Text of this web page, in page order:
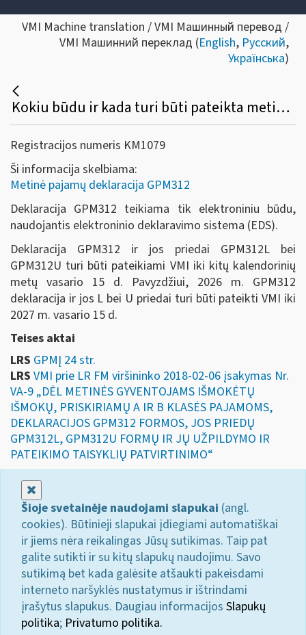
VMI Machine translation / VMI Машинный перевод /
VMI Машинний переклад (English, Русский,
Українська)
Kokiu būdu ir kada turi būti pateikta metinė gyventojams išmokėtų išmokų, priskiriamų A ir B klasės pajamoms, deklaracija (GPM312)?
Registracijos numeris KM1079
Ši informacija skelbiama:
Metinė pajamų deklaracija GPM312
Deklaracija GPM312 teikiama tik elektroniniu būdu,
naudojantis elektroninio deklaravimo sistema (EDS).
Deklaracija GPM312 ir jos priedai GPM312L bei
GPM312U turi būti pateikiami VMI iki kitų kalendorinių
metų vasario 15 d. Pavyzdžiui, 2026 m. GPM312
deklaracija ir jos L bei U priedai turi būti pateikti VMI iki
2027 m. vasario 15 d.
Teises aktai
LRS GPMĮ 24 str.
LRS VMI prie LR FM viršininko 2018-02-06 įsakymas Nr.
VA-9 „DĖL METINĖS GYVENTOJAMS IŠMOKĖTŲ
IŠMOKŲ, PRISKIRIAMŲ A IR B KLASĖS PAJAMOMS,
DEKLARACIJOS GPM312 FORMOS, JOS PRIEDŲ
GPM312L, GPM312U FORMŲ IR JŲ UŽPILDYMO IR
PATEIKIMO TAISYKLIŲ PATVIRTINIMO“
Šioje svetainėje naudojami slapukai (angl.
cookies). Būtinieji slapukai įdiegiami automatiškai
ir jiems nėra reikalingas Jūsų sutikimas. Taip pat
galite sutikti ir su kitų slapukų naudojimu. Savo
sutikimą bet kada galėsite atšaukti pakeisdami
interneto naršyklės nustatymus ir ištrindami
įrašytus slapukus. Daugiau informacijos Slapukų
politika; Privatumo politika.